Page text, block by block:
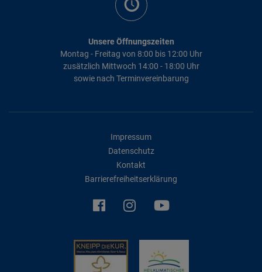
Unsere Öffnungszeiten
Montag - Freitag von 8:00 bis 12:00 Uhr
zusätzlich Mittwoch 14:00 - 18:00 Uhr
sowie nach Terminvereinbarung
Impressum
Datenschutz
Kontakt
Barrierefreiheitserklärung